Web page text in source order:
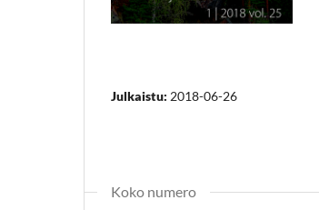
Julkaistu: 2018-06-26
Koko numero